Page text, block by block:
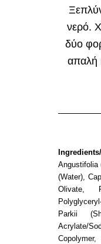
νερό.
δύο
απαλή
Angustifolia
(Water),
Olivate,
Parkii
Acrylate/